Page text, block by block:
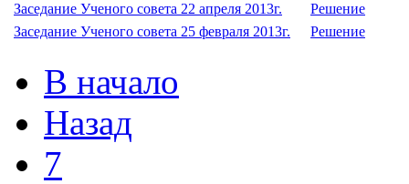
Заседание Ученого совета 22 апреля 2013г.
Решение
Заседание Ученого совета 25 февраля 2013г.
Решение
В начало
Назад
7